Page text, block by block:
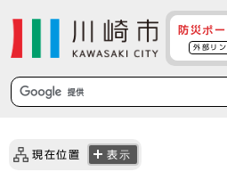
防災ポ
外部リン
現在位置 表示